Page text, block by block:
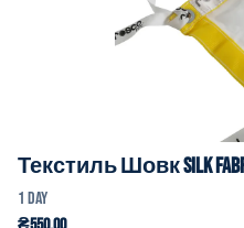
Текстиль Шовк Silk